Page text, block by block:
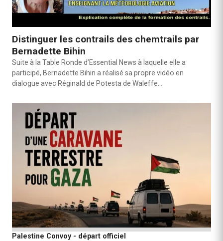
Distinguer les contrails des chemtrails par
Bernadette Bihin
Suite à la Table Ronde d’Essential News à laquelle elle a
participé, Bernadette Bihin a réalisé sa propre vidéo en
dialogue avec Réginald de Potesta de Waleffe…
Palestine Convoy - départ officiel